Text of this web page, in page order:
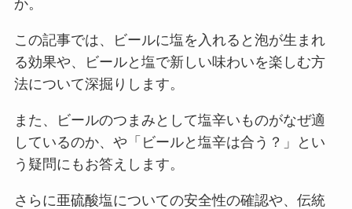
か。
この記事では、ビールに塩を入れると泡が生まれ
る効果や、ビールと塩で新しい味わいを楽しむ方
法について深掘りします。
また、ビールのつまみとして塩辛いものがなぜ適
しているのか、や「ビールと塩辛は合う？」とい
う疑問にもお答えします。
さらに亜硫酸塩についての安全性の確認や、伝統